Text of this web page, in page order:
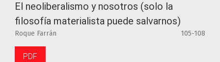
El neoliberalismo y nosotros (solo la
filosofía materialista puede salvarnos)
Roque Farrán 105-108
PDF